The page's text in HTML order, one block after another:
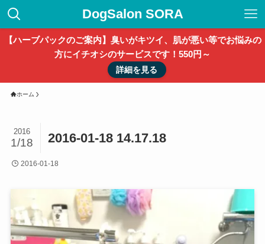
DogSalon SORA
【ハーブパックのご案内】臭いがキツイ、肌が悪い等でお悩みの
方にイチオシのサービスです！550円～
詳細を見る
ホーム
2016-01-18 14.17.18
2016
1/18
2016-01-18